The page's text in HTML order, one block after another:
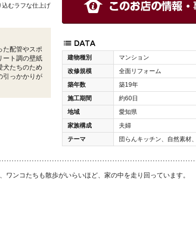
建物種別
マンション
改修規模
全面リフォーム
築年数
築19年
施工期間
約60日
地域
愛知県
家族構成
夫婦
テーマ
団らんキッチン、自然素材
むラフな仕上げ
た配管やスポ
ート調の壁紙
犬たちのため
引っかかりが
ワンコたちも散歩がいらいほど、家の中を走り回っています。